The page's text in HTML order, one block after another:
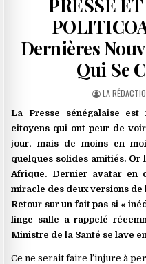
PRESSE
Dernières
Qui Se
LA
La Presse sénégalaise
citoyens qui ont peur de
jour, mais de moins en
quelques solides amitiés. Or
Afrique. Dernier avatar en
miracle des deux versions de
Retour sur un fait pas si «
linge salle a rappelé
Ministre de la Santé se lave
Ce ne serait faire l’injure à